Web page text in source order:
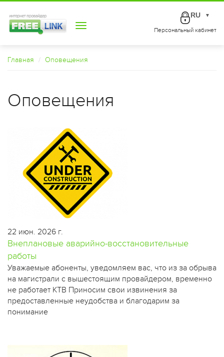
Toggle
Персональный кабинет
RU ▼
Главная Оповещения
Оповещения
22 июн. 2026 г.
Внеплановые аварийно-восстановительные
работы
​Уважаемые абоненты, уведомляем вас, что из за обрыва
на магистрали с вышестоящим провайдером, временно
не работает КТВ Приносим свои извинения за
предоставленные неудобства и благодарим за
понимание